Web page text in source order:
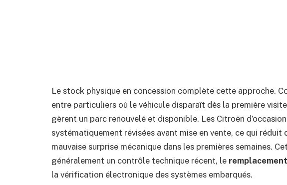
Le stock physique en concession complète cette approche.
entre particuliers où le véhicule disparaît dès la première
gèrent un parc renouvelé et disponible. Les Citroën
systématiquement révisées avant mise en vente, ce qui réduit
mauvaise surprise mécanique dans les premières semaines.
généralement un contrôle technique récent, le
la vérification électronique des systèmes embarqués.